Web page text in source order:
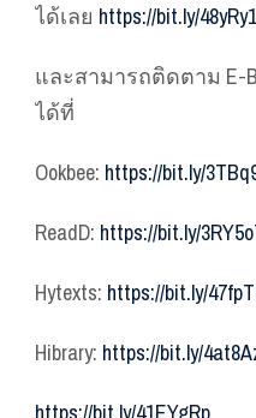
ได้เลย https://bit.ly/
และสามารถติดตาม E-
ได้ที่
Ookbee: https://bit.ly/
ReadD: https://bit.ly/
Hytexts: https://bit.ly/
Hibrary: https://bit.ly/